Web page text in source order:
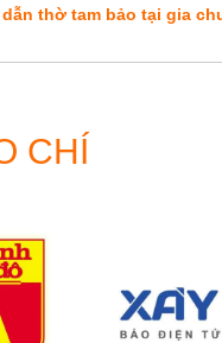
gian
chuẩn
lỗ
Mẫu
thờ tam bảo tại gia
CHÍ